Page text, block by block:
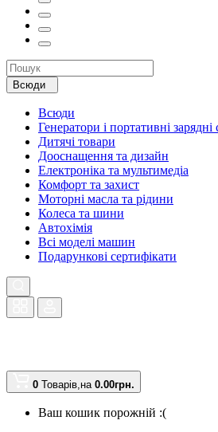
Всюди
Всюди
Генератори і портативні зарядні
Дитячі товари
Дооснащення та дизайн
Електроніка та мультимедіа
Комфорт та захист
Моторні масла та рідини
Колеса та шини
Автохімія
Всі моделі машин
Подарункові сертифікати
0 Товарів,на 0.00грн.
Ваш кошик порожній :(